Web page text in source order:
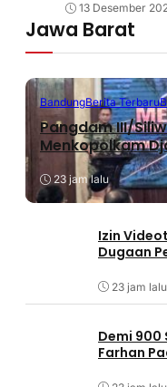
13 Desember
Jawa Barat
BandungBerita Terbaru
Pangdam III/
Menkopolkam
23 jam lalu
Izin
Dugaan
23 jam lalu
Demi 900
Farhan